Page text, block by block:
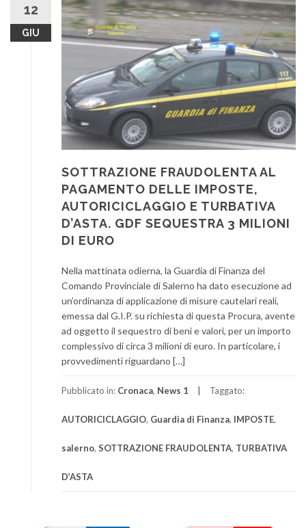
12
GIU
SOTTRAZIONE FRAUDOLENTA AL
PAGAMENTO DELLE IMPOSTE,
AUTORICICLAGGIO E TURBATIVA
D’ASTA. GDF SEQUESTRA 3 MILIONI
DI EURO
Nella mattinata odierna, la Guardia di Finanza del
Comando Provinciale di Salerno ha dato esecuzione ad
un’ordinanza di applicazione di misure cautelari reali,
emessa dal G.I.P. su richiesta di questa Procura, avente
ad oggetto il sequestro di beni e valori, per un importo
complessivo di circa 3 milioni di euro. In particolare, i
provvedimenti riguardano […]
Pubblicato in: Cronaca, News 1 Taggato:
AUTORICICLAGGIO, Guardia di Finanza, IMPOSTE,
salerno, SOTTRAZIONE FRAUDOLENTA, TURBATIVA
D’ASTA